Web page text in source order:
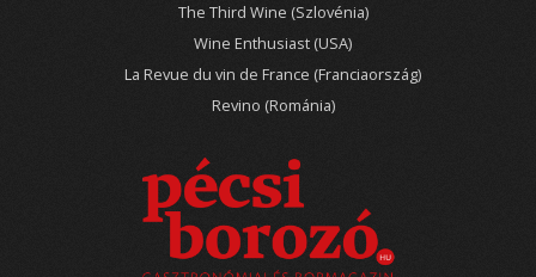
The Third Wine (Szlovénia)
Wine Enthusiast (USA)
La Revue du vin de France (Franciaország)
Revino (Románia)